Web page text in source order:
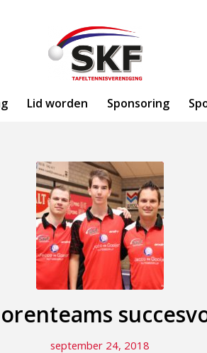
Lid worden Sponsoring
september 24, 2018